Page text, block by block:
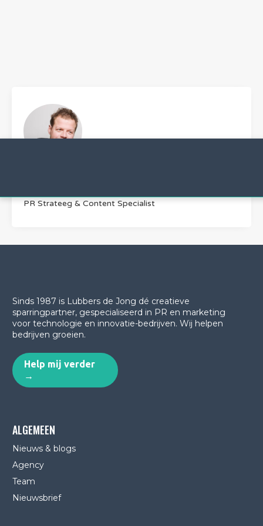
PR Strateeg & Content Specialist
Sinds 1987 is Lubbers de Jong dé creatieve
sparringpartner, gespecialiseerd in PR en marketing
voor technologie en innovatie-bedrijven. Wij helpen
bedrijven groeien.
Help mij verder
→
ALGEMEEN
Nieuws & blogs
Agency
Team
Nieuwsbrief